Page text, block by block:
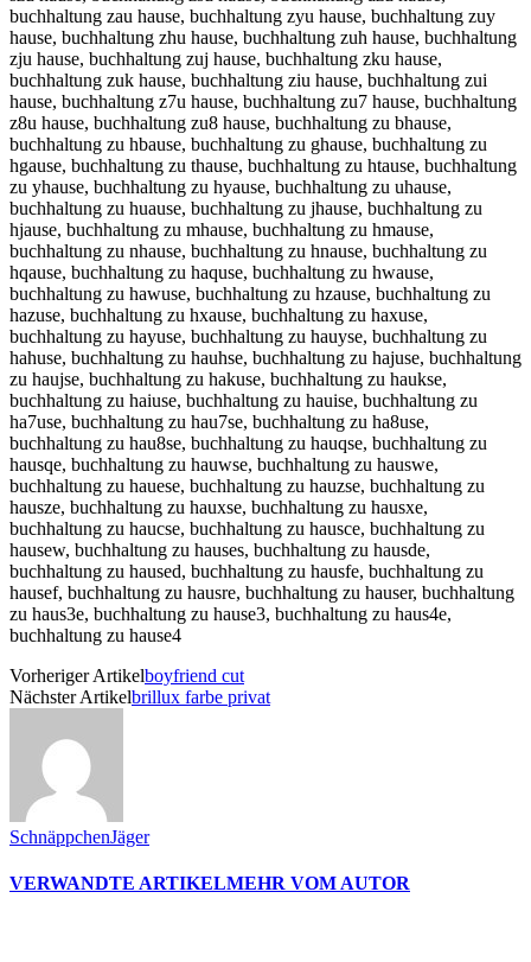
buchhaltung zau hause, buchhaltung zyu hause, buchhaltung zuy
hause, buchhaltung zhu hause, buchhaltung zuh hause, buchhaltung
zju hause, buchhaltung zuj hause, buchhaltung zku hause,
buchhaltung zuk hause, buchhaltung ziu hause, buchhaltung zui
hause, buchhaltung z7u hause, buchhaltung zu7 hause, buchhaltung
z8u hause, buchhaltung zu8 hause, buchhaltung zu bhause,
buchhaltung zu hbause, buchhaltung zu ghause, buchhaltung zu
hgause, buchhaltung zu thause, buchhaltung zu htause, buchhaltung
zu yhause, buchhaltung zu hyause, buchhaltung zu uhause,
buchhaltung zu huause, buchhaltung zu jhause, buchhaltung zu
hjause, buchhaltung zu mhause, buchhaltung zu hmause,
buchhaltung zu nhause, buchhaltung zu hnause, buchhaltung zu
hqause, buchhaltung zu haquse, buchhaltung zu hwause,
buchhaltung zu hawuse, buchhaltung zu hzause, buchhaltung zu
hazuse, buchhaltung zu hxause, buchhaltung zu haxuse,
buchhaltung zu hayuse, buchhaltung zu hauyse, buchhaltung zu
hahuse, buchhaltung zu hauhse, buchhaltung zu hajuse, buchhaltung
zu haujse, buchhaltung zu hakuse, buchhaltung zu haukse,
buchhaltung zu haiuse, buchhaltung zu hauise, buchhaltung zu
ha7use, buchhaltung zu hau7se, buchhaltung zu ha8use,
buchhaltung zu hau8se, buchhaltung zu hauqse, buchhaltung zu
hausqe, buchhaltung zu hauwse, buchhaltung zu hauswe,
buchhaltung zu hauese, buchhaltung zu hauzse, buchhaltung zu
hausze, buchhaltung zu hauxse, buchhaltung zu hausxe,
buchhaltung zu haucse, buchhaltung zu hausce, buchhaltung zu
hausew, buchhaltung zu hauses, buchhaltung zu hausde,
buchhaltung zu haused, buchhaltung zu hausfe, buchhaltung zu
hausef, buchhaltung zu hausre, buchhaltung zu hauser, buchhaltung
zu haus3e, buchhaltung zu hause3, buchhaltung zu haus4e,
buchhaltung zu hause4
Vorheriger Artikelboyfriend cut
Nächster Artikelbrillux farbe privat
SchnäppchenJäger
VERWANDTE ARTIKELMEHR VOM AUTOR